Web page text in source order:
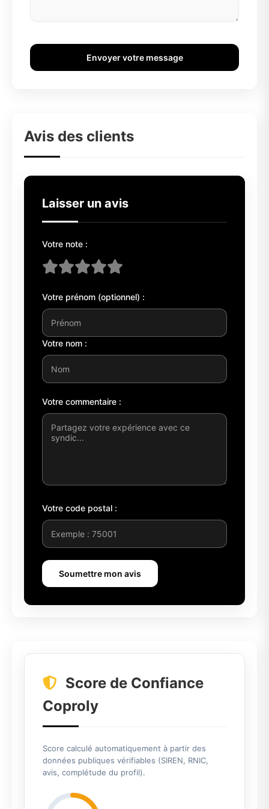
Envoyer votre message
Avis des clients
Laisser un avis
Votre note :
Votre prénom (optionnel) :
Votre nom :
Votre commentaire :
Votre code postal :
Soumettre mon avis
Score de Confiance
Coproly
Score calculé automatiquement à partir des
données publiques vérifiables (SIREN, RNIC,
avis, complétude du profil).